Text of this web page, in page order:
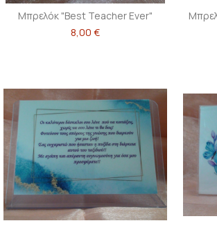
Μπρελόκ "Best Teacher Ever"
8,00 €